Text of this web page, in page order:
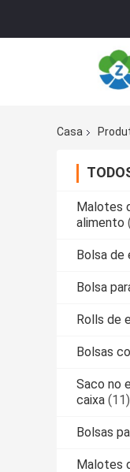
Casa
Malotes
alimento
Bolsa de
Bolsa
Rolls de
Bolsas
Saco no
caixa (11)
Bolsas
Malotes